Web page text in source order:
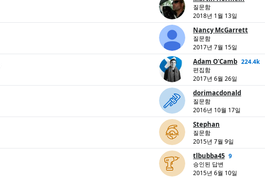
질문함
2018년 1월 13일
Nancy McGarrett
질문함
2017년 7월 15일
Adam O'Camb 224.4k
편집함
2017년 6월 26일
dorimacdonald
질문함
2016년 10월 17일
Stephan
질문함
2015년 7월 9일
tlbubba45 9
승인된 답변
2015년 6월 10일